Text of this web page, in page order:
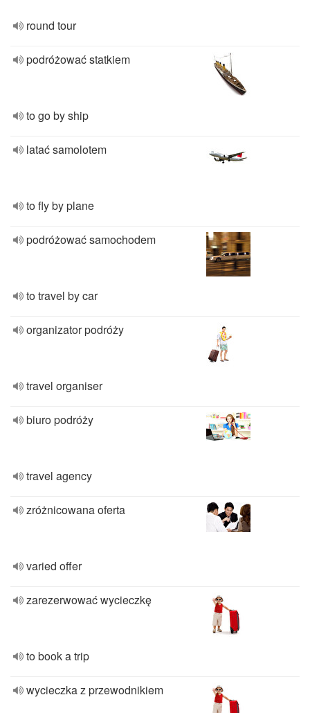
round tour
podróżować statkiem
to go by ship
latać samolotem
to fly by plane
podróżować samochodem
to travel by car
organizator podróży
travel organiser
biuro podróży
travel agency
zróżnicowana oferta
varied offer
zarezerwować wycieczkę
to book a trip
wycieczka z przewodnikiem